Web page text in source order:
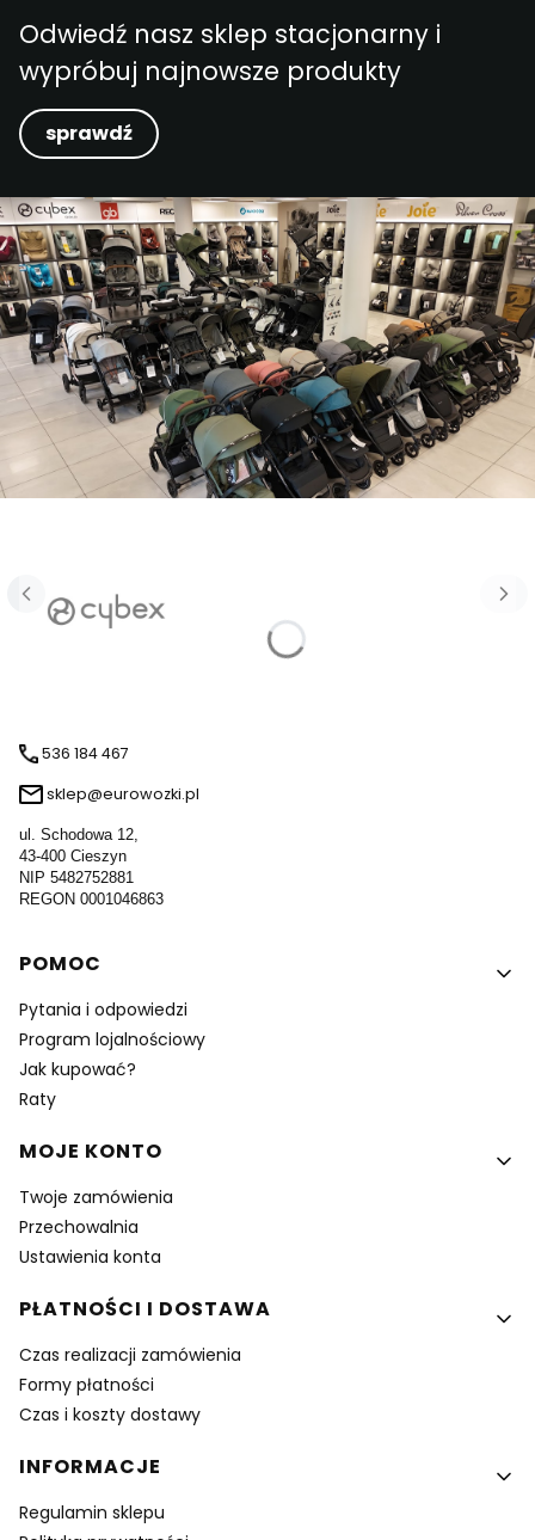
Odwiedź nasz sklep stacjonarny i
wypróbuj najnowsze produkty
sprawdź
536 184 467
sklep@eurowozki.pl
ul. Schodowa 12,
43-400 Cieszyn
NIP 5482752881
REGON 0001046863
Linki w stopce
POMOC
Pytania i odpowiedzi
Program lojalnościowy
Jak kupować?
Raty
MOJE KONTO
Twoje zamówienia
Przechowalnia
Ustawienia konta
PŁATNOŚCI I DOSTAWA
Czas realizacji zamówienia
Formy płatności
Czas i koszty dostawy
INFORMACJE
Regulamin sklepu